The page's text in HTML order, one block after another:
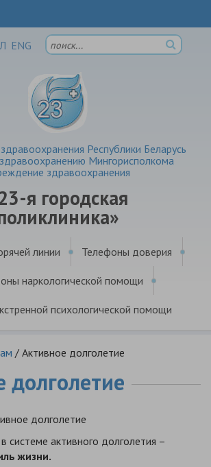
ENG
Республики Беларусь
Мингорисполкома
здравоохранения
я городская
линии Телефоны доверия
наркологической помощи
психологической помощи
/ Активное долголетие
долголетие
долголетие
системе активного долголетия –
жизни.